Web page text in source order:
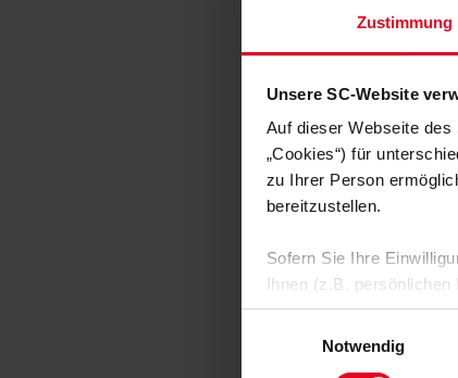
Zustimmung
Unsere SC-Website
Auf dieser Webseite
„Cookies“) für
zu Ihrer Person
bereitzustellen.
Sofern Sie Ihre
Ihnen (z.B.
zulassen“-Button
personenbezogenen
Notwendig